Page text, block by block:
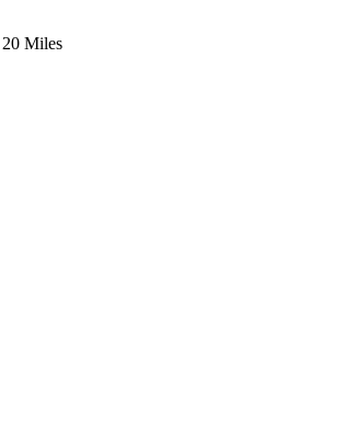
20 Miles